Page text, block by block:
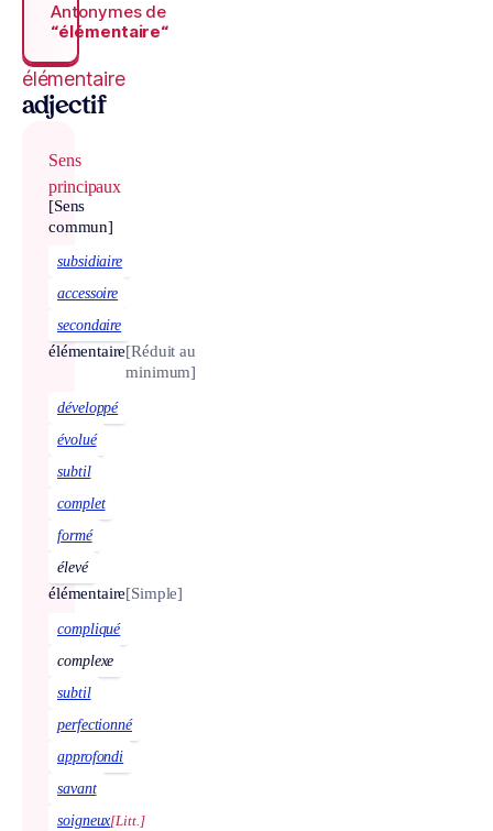
Antonymes de
“élémentaire“
élémentaire
adjectif
Sens
principaux
[Sens
commun]
subsidiaire
accessoire
secondaire
élémentaire[Réduit au
minimum]
développé
évolué
subtil
complet
formé
élevé
élémentaire[Simple]
compliqué
complexe
subtil
perfectionné
approfondi
savant
soigneux[Litt.]